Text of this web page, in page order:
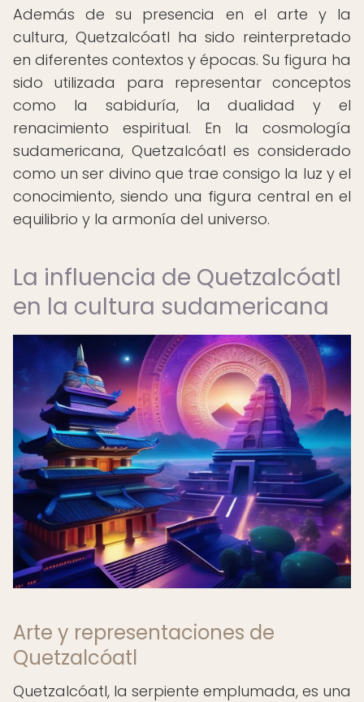
Además de su presencia en el arte y la
cultura, Quetzalcóatl ha sido reinterpretado
en diferentes contextos y épocas. Su figura ha
sido utilizada para representar conceptos
como la sabiduría, la dualidad y el
renacimiento espiritual. En la cosmología
sudamericana, Quetzalcóatl es considerado
como un ser divino que trae consigo la luz y el
conocimiento, siendo una figura central en el
equilibrio y la armonía del universo.
La influencia de Quetzalcóatl
en la cultura sudamericana
Arte y representaciones de
Quetzalcóatl
Quetzalcóatl, la serpiente emplumada, es una